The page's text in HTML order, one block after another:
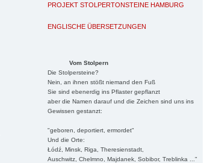
PROJEKT STOLPERTONSTEINE HAMBURG
ENGLISCHE ÜBERSETZUNGEN
Vom Stolpern
Die Stolpersteine?
Nein, an ihnen stößt niemand den Fuß
Sie sind ebenerdig ins Pflaster gepflanzt
aber die Namen darauf und die Zeichen sind uns ins
Gewissen gestanzt:
"geboren, deportiert, ermordet"
Und die Orte:
Łódź, Minsk, Riga, Theresienstadt,
Auschwitz, Chelmno, Majdanek, Sobibor, Treblinka ..."